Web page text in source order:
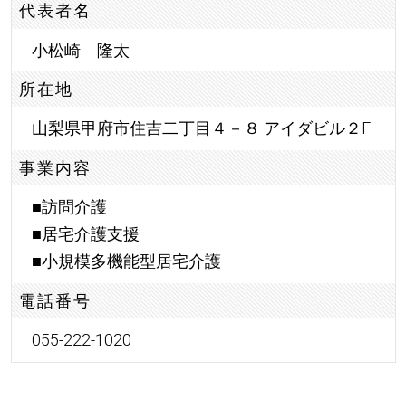
代表者名
小松崎 隆太
所在地
山梨県甲府市住吉二丁目４－８ アイダビル２F
事業内容
■訪問介護
■居宅介護支援
■小規模多機能型居宅介護
電話番号
055-222-1020